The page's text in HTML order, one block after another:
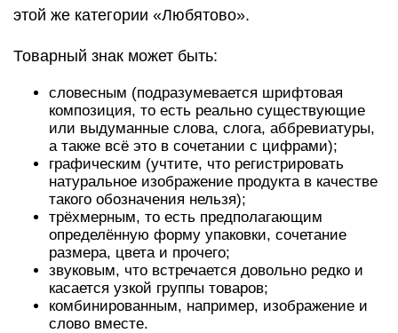
этой же категории «Любятово».
Товарный знак может быть:
словесным (подразумевается шрифтовая
композиция, то есть реально существующие
или выдуманные слова, слога, аббревиатуры,
а также всё это в сочетании с цифрами);
графическим (учтите, что регистрировать
натуральное изображение продукта в качестве
такого обозначения нельзя);
трёхмерным, то есть предполагающим
определённую форму упаковки, сочетание
размера, цвета и прочего;
звуковым, что встречается довольно редко и
касается узкой группы товаров;
комбинированным, например, изображение и
слово вместе.